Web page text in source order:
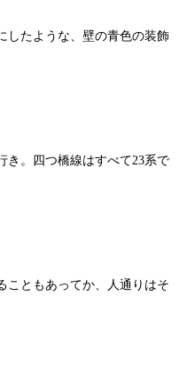
したような、壁の青色の装飾
き。四つ橋線はすべて23系で
こともあってか、人通りはそ